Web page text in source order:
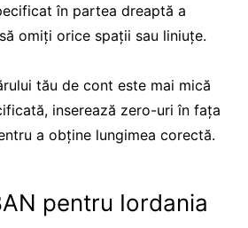
în partea dreaptă a
omiți orice spații sau liniuțe.
tău de cont este mai mică
inserează zero-uri în fața
a obține lungimea corectă.
pentru Iordania